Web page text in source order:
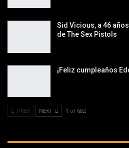
Sid Vicious, a 46
de The Sex Pistols
¡Feliz cumpleaños
PREV NEXT 1 of 682